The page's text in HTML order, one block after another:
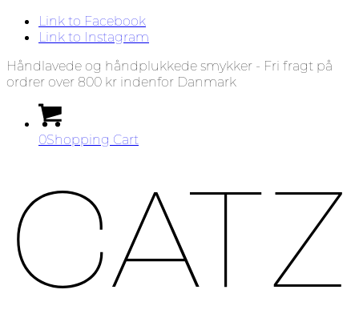
Link to Facebook
Link to Instagram
Håndlavede og håndplukkede smykker - Fri fragt på
ordrer over 800 kr indenfor Danmark
0Shopping Cart